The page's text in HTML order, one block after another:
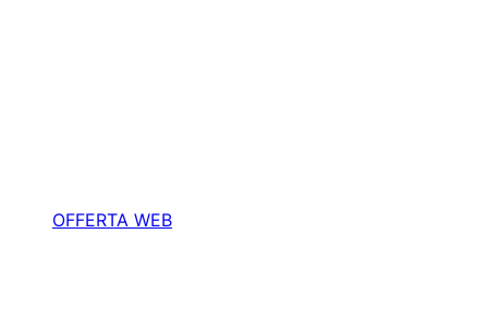
OFFERTA WEB